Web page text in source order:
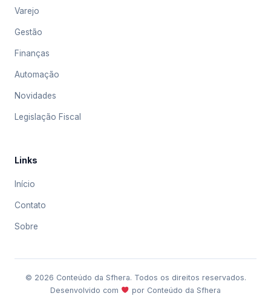
Varejo
Gestão
Finanças
Automação
Novidades
Legislação Fiscal
Links
Início
Contato
Sobre
© 2026 Conteúdo da Sfhera. Todos os direitos reservados.
Desenvolvido com
por Conteúdo da Sfhera